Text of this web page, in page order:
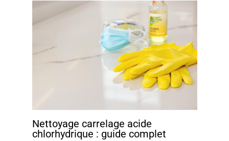
Nettoyage carrelage acide
chlorhydrique : guide complet